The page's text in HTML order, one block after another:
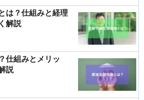
は？仕組みと経理
解説
仕組みとメリッ
説